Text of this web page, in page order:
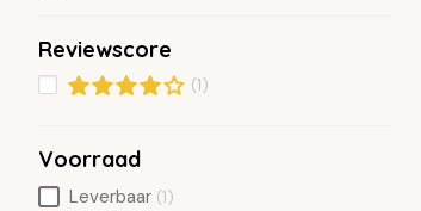
Reviewscore
(1)
Voorraad
Leverbaar (1)